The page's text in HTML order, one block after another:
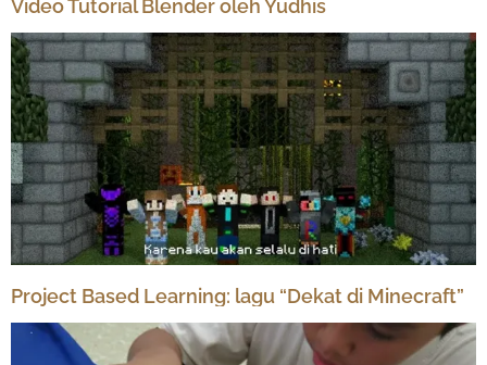
Video Tutorial Blender oleh Yudhis
Project Based Learning: lagu “Dekat di Minecraft”